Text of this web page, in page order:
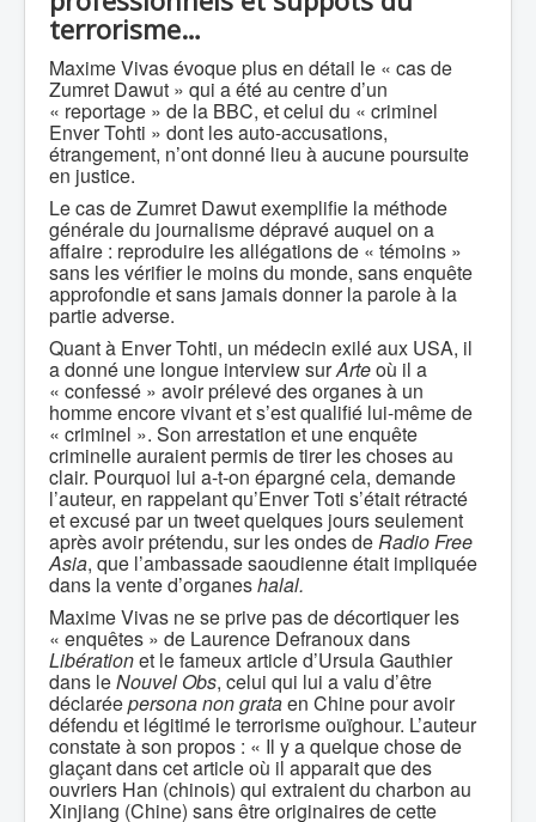
terrorisme…
Maxime Vivas évoque plus en détail le « cas de
Zumret Dawut » qui a été au centre d’un
« reportage » de la BBC, et celui du « criminel
Enver Tohti » dont les auto-accusations,
étrangement, n’ont donné lieu à aucune poursuite
en justice.
Le cas de Zumret Dawut exemplifie la méthode
générale du journalisme dépravé auquel on a
affaire : reproduire les allégations de « témoins »
sans les vérifier le moins du monde, sans enquête
approfondie et sans jamais donner la parole à la
partie adverse.
Quant à Enver Tohti, un médecin exilé aux USA, il
a donné une longue interview surArteoù il a
« confessé » avoir prélevé des organes à un
homme encore vivant et s’est qualifié lui-même de
« criminel ». Son arrestation et une enquête
criminelle auraient permis de tirer les choses au
clair. Pourquoi lui a-t-on épargné cela, demande
l’auteur, en rappelant qu’Enver Toti s’était rétracté
et excusé par un tweet quelques jours seulement
après avoir prétendu, sur les ondes deRadio Free
Asia, que l’ambassade saoudienne était impliquée
dans la vente d’organeshalal.
Maxime Vivas ne se prive pas de décortiquer les
« enquêtes » de Laurence Defranoux dans
Libérationet le fameux article d’Ursula Gauthier
dans leNouvel Obs, celui qui lui a valu d’être
déclaréepersona non grataen Chine pour avoir
défendu et légitimé le terrorisme ouïghour. L’auteur
constate à son propos : « Il y a quelque chose de
glaçant dans cet article où il apparait que des
ouvriers Han (chinois) qui extraient du charbon au
Xinjiang (Chine) sans être originaires de cette